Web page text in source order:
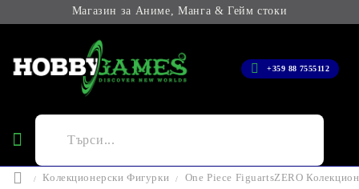
Магазин за Аниме, Манга & Гейм стоки
+359 88 7555112
Колекционерски Фигурки One Piece FiguartsZERO